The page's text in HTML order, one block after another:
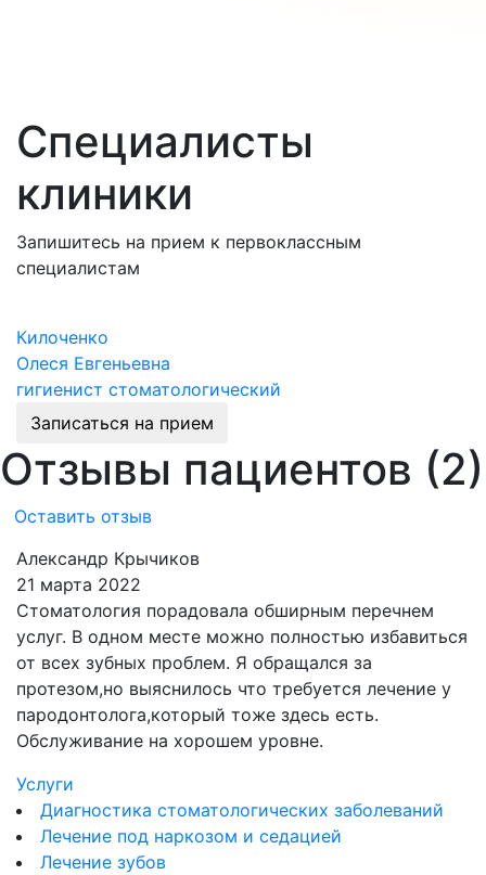
Специалисты
клиники
Запишитесь на прием к первоклассным
специалистам
Килоченко
Олеся Евгеньевна
гигиенист стоматологический
Записаться на прием
Отзывы пациентов (2)
Оставить отзыв
Александр Крычиков
21 марта 2022
Стоматология порадовала обширным перечнем
услуг. В одном месте можно полностью избавиться
от всех зубных проблем. Я обращался за
протезом,но выяснилось что требуется лечение у
пародонтолога,который тоже здесь есть.
Обслуживание на хорошем уровне.
Услуги
Диагностика стоматологических заболеваний
Лечение под наркозом и седацией
Лечение зубов